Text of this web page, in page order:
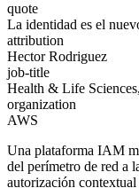
quote
La identidad es el
attribution
Hector Rodriguez
job-title
Health & Life
organization
AWS
Una plataforma IAM
del perímetro de red a
autorización contextual